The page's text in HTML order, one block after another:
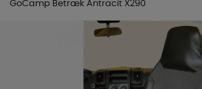
GoCamp Betræk Antracit X290